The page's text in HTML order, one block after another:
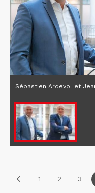
Sébastien Ardevol et
1 2 3